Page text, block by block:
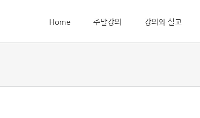
Home 주말강의 강의와 설교